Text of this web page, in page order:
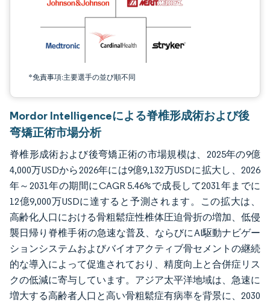
*免責事項:主要選手の並び順不同
Mordor Intelligenceによる脊椎形成術および後
弯矯正術市場分析
脊椎形成術および後弯矯正術の市場規模は、2025年の9億
4,000万USDから2026年には9億9,132万USDに拡大し、2026
年～2031年の期間にCAGR 5.46%で成長して2031年までに
12億9,000万USDに達すると予測されます。この拡大は、
高齢化人口における骨粗鬆症性椎体圧迫骨折の増加、低侵
襲日帰り脊椎手術の急速な普及、ならびにAI駆動ナビゲー
ションシステムおよびバイオアクティブ骨セメントの継続
的な導入によって促進されており、精度向上と合併症リス
クの低減に寄与しています。アジア太平洋地域は、急速に
増大する高齢者人口と高い骨粗鬆症有病率を背景に、2030